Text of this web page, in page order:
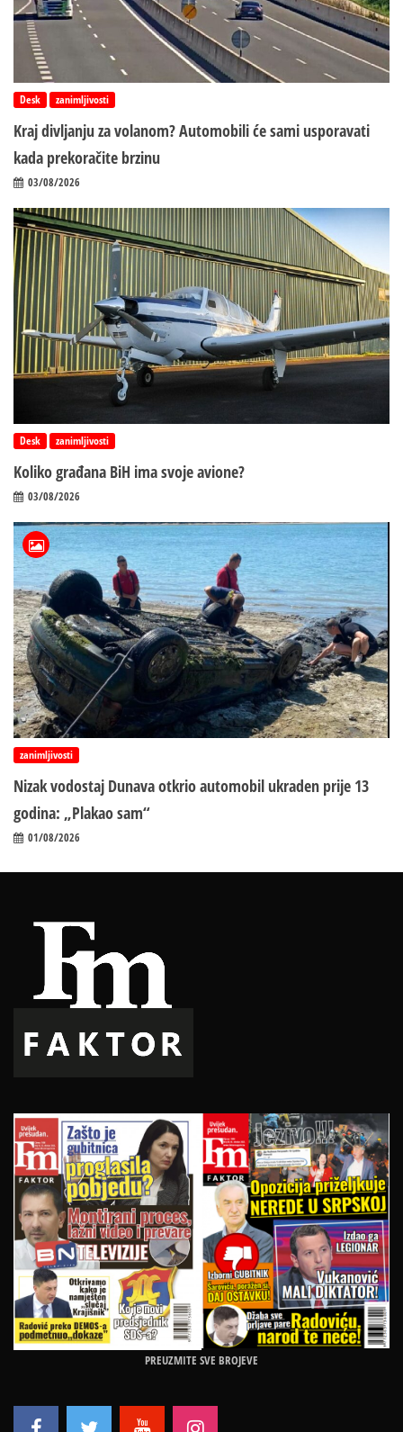
Desk zanimljivosti
Kraj divljanju za volanom? Automobili će sami usporavati
kada prekoračite brzinu
03/08/2026
Desk zanimljivosti
Koliko građana BiH ima svoje avione?
03/08/2026
zanimljivosti
Nizak vodostaj Dunava otkrio automobil ukraden prije 13
godina: „Plakao sam“
01/08/2026
PREUZMITE SVE BROJEVE